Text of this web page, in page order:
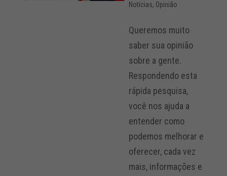
Notícias, Opinião
Queremos muito
saber sua opinião
sobre a gente.
Respondendo esta
rápida pesquisa,
você nos ajuda a
entender como
podemos melhorar e
oferecer, cada vez
mais, informações e